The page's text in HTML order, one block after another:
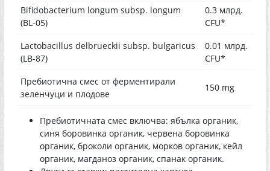
Bifidobacterium longum subsp. longum
(BL-05)
0.3 млрд.
CFU*
Lactobacillus delbrueckii subsp. bulgaricus
(LB-87)
0.01 млрд.
CFU*
Пребиотична смес от ферментирали
зеленчуци и плодове
150 mg
Пребиотичната смес включва: ябълка органик,
синя боровинка органик, червена боровинка
органик, броколи органик, морков органик, кейл
органик, магданоз органик, спанак органик.